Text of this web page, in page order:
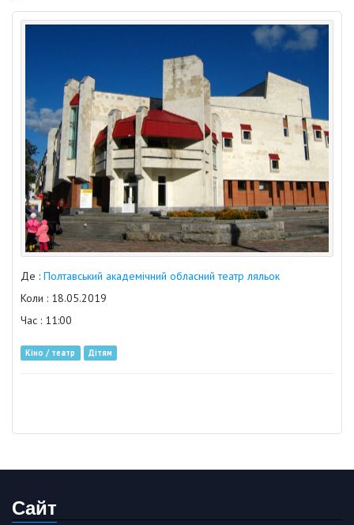
Де : Полтавський академічний обласний театр ляльок
Коли : 18.05.2019
Час : 11:00
Кіно / театр Дітям
Сайт